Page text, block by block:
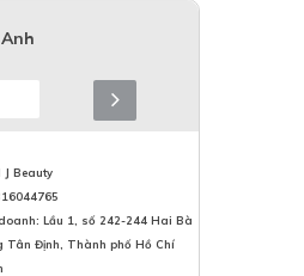
J Beauty
Lầu 1, số 242-244 Hai Bà
Tân Định, Thành phố Hồ Chí